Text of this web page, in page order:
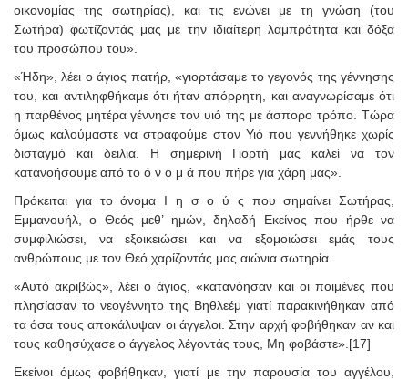
οικονομίας της σωτηρίας), και τις ενώνει με τη γνώση (του
Σωτήρα) φωτίζοντάς μας με την ιδιαίτερη λαμπρότητα και δόξα
του προσώπου του».
«Ήδη», λέει ο άγιος πατήρ, «γιορτάσαμε το γεγονός της γέννησης
του, και αντιληφθήκαμε ότι ήταν απόρρητη, και αναγνωρίσαμε ότι
η παρθένος μητέρα γέννησε τον υιό της με άσπορο τρόπο. Τώρα
όμως καλούμαστε να στραφούμε στον Υιό που γεννήθηκε χωρίς
δισταγμό και δειλία. Η σημερινή Γιορτή μας καλεί να τον
κατανοήσουμε από το ό ν ο μ ά που πήρε για χάρη μας».
Πρόκειται για το όνομα Ι η σ ο ύ ς που σημαίνει Σωτήρας,
Εμμανουήλ, ο Θεός μεθ’ ημών, δηλαδή Εκείνος που ήρθε να
συμφιλιώσει, να εξοικειώσει και να εξομοιώσει εμάς τους
ανθρώπους με τον Θεό χαρίζοντάς μας αιώνια σωτηρία.
«Αυτό ακριβώς», λέει ο άγιος, «κατανόησαν και οι ποιμένες που
πλησίασαν το νεογέννητο της Βηθλεέμ γιατί παρακινήθηκαν από
τα όσα τους αποκάλυψαν οι άγγελοι. Στην αρχή φοβήθηκαν αν και
τους καθησύχασε ο άγγελος λέγοντάς τους, Μη φοβάστε».[17]
Εκείνοι όμως φοβήθηκαν, γιατί με την παρουσία του αγγέλου,